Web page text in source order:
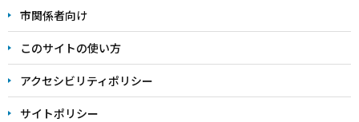
こ
ま
で
市関係者向け
このサイトの使い方
アクセシビリティポリシー
サイトポリシー